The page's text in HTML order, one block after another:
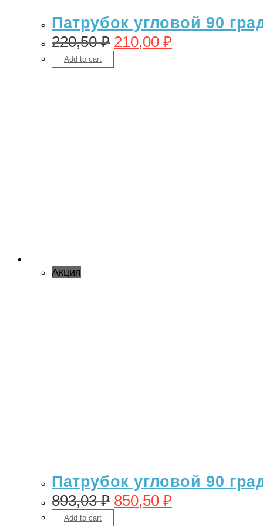
Патрубок угловой 90
220,50₽ 210,00 ₽
Add to cart
Акция
Патрубок угловой 90
893,03₽ 850,50 ₽
Add to cart